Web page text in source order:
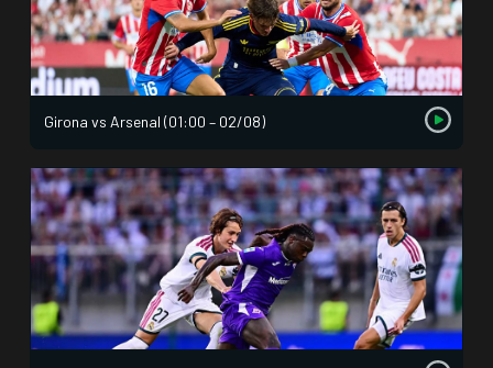
Girona vs Arsenal (01:00 – 02/08)